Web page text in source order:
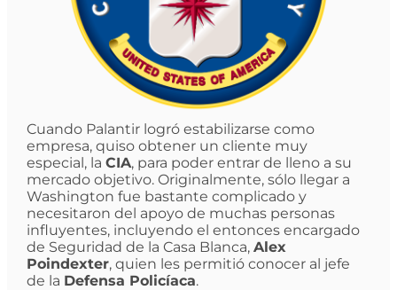
Cuando Palantir logró estabilizarse como
empresa, quiso obtener un cliente muy
especial, la CIA, para poder entrar de lleno a su
mercado objetivo. Originalmente, sólo llegar a
Washington fue bastante complicado y
necesitaron del apoyo de muchas personas
influyentes, incluyendo el entonces encargado
de Seguridad de la Casa Blanca, Alex
Poindexter, quien les permitió conocer al jefe
de la Defensa Policíaca.